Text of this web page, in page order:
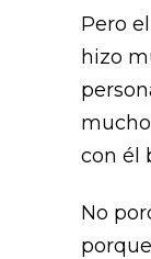
Pero
hizo
con él
No